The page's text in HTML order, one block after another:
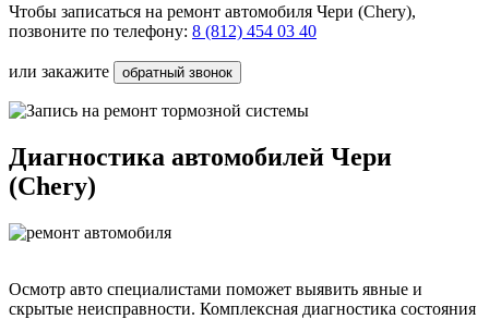
Чтобы записаться на ремонт автомобиля Чери (Chery),
позвоните по телефону: 8 (812) 454 03 40
или закажите обратный звонок
Диагностика автомобилей Чери
(Chery)
Осмотр авто специалистами поможет выявить явные и
скрытые неисправности. Комплексная диагностика состояния